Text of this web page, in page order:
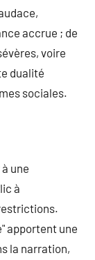
accrue ; de
voire
dualité
sociales.
une
à
apportent une
la narration,